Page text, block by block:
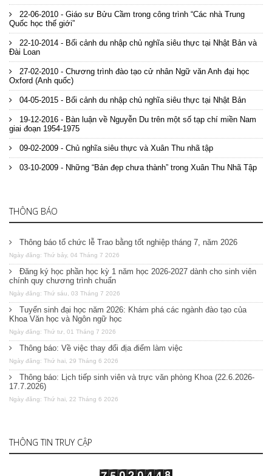
22-06-2010 - Giáo sư Bửu Cầm trong công trình “Các nhà Trung
Quốc học thế giới”
22-10-2014 - Bối cảnh du nhập chủ nghĩa siêu thực tại Nhật Bản và
Đài Loan
27-02-2010 - Chương trình đào tạo cử nhân Ngữ văn Anh đại học
Oxford (Anh quốc)
04-05-2015 - Bối cảnh du nhập chủ nghĩa siêu thực tại Nhật Bản
19-12-2016 - Bàn luận về Nguyễn Du trên một số tạp chí miền Nam
giai đoạn 1954-1975
09-02-2009 - Chủ nghĩa siêu thực và Xuân Thu nhã tập
03-10-2009 - Những “Bản đẹp chưa thành” trong Xuân Thu Nhã Tập
THÔNG BÁO
Thông báo tổ chức lễ Trao bằng tốt nghiệp tháng 7, năm 2026
Ngày đăng: Thứ bảy, 04 Tháng 7 2026
Đăng ký học phần học kỳ 1 năm học 2026-2027 dành cho sinh viên
chính quy chương trình chuẩn
Ngày đăng: Thứ sáu, 03 Tháng 7 2026
Tuyển sinh đại học năm 2026: Khám phá các ngành đào tạo của
Khoa Văn học và Ngôn ngữ học
Ngày đăng: Thứ tư, 01 Tháng 7 2026
Thông báo: Về việc thay đổi địa điểm làm việc
Ngày đăng: Thứ hai, 29 Tháng 6 2026
Thông báo: Lịch tiếp sinh viên và trực văn phòng Khoa (22.6.2026-
17.7.2026)
Ngày đăng: Thứ hai, 22 Tháng 6 2026
THÔNG TIN TRUY CẬP